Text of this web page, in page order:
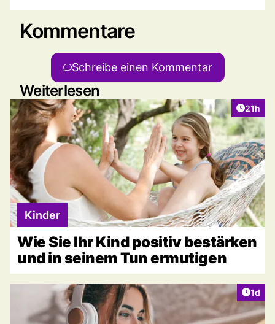
Kommentare
Schreibe einen Kommentar
Weiterlesen
Artikel
21h
Kinder
Wie Sie Ihr Kind positiv bestärken
und in seinem Tun ermutigen
1d